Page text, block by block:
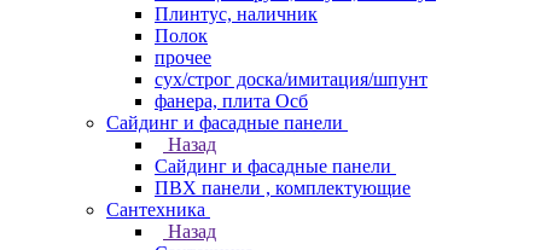
Плинтус, наличник
Полок
прочее
сух/строг доска/имитация/шпунт
фанера, плита Осб
Сайдинг и фасадные панели
Назад
Сайдинг и фасадные панели
ПВХ панели , комплектующие
Сантехника
Назад